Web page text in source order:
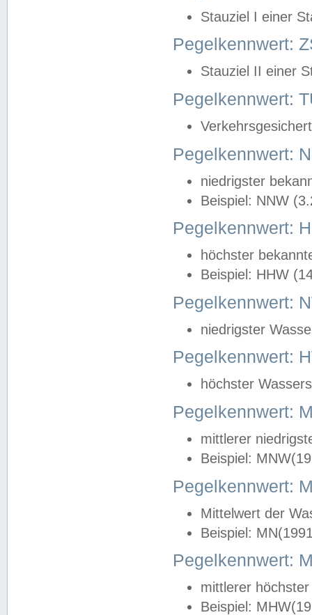
Stauziel I einer
Pegelkennwert:
Stauziel II einer
Pegelkennwert:
Pegelkennwert:
niedrigster
Beispiel: NNW
Pegelkennwert:
höchster
Beispiel: HHW
Pegelkennwert:
niedrigster
Pegelkennwert:
höchster
Pegelkennwert:
mittlerer
Beispiel:
Pegelkennwert:
Mittelwert der
Beispiel:
Pegelkennwert:
mittlerer
Beispiel: